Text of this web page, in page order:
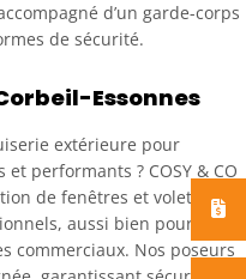
d’un garde-corps
de sécurité.
Essonnes
extérieure pour
et performants ? COSY & CO
de fenêtres et volets,
aussi bien pour des
commerciaux. Nos poseurs